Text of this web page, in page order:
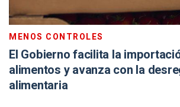
MENOS CONTROLES
El Gobierno facilita la
alimentos y avanza con la
alimentaria